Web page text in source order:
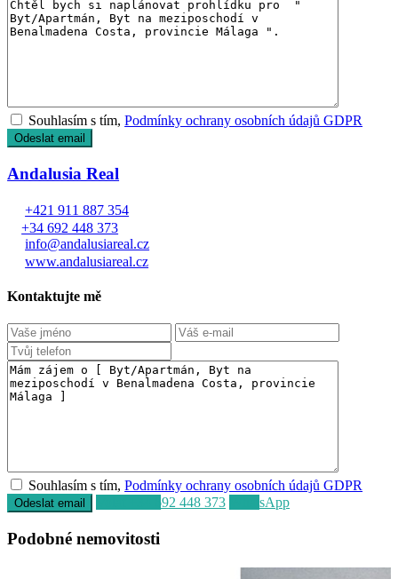
Souhlasím s tím,Podmínky ochrany osobních údajů GDPR
Andalusia Real
+421 911 887 354
+34 692 448 373
info@andalusiareal.cz
www.andalusiareal.cz
Kontaktujte mě
Souhlasím s tím,Podmínky ochrany osobních údajů GDPR
+34 692 448 373 WhatsApp
Podobné nemovitosti